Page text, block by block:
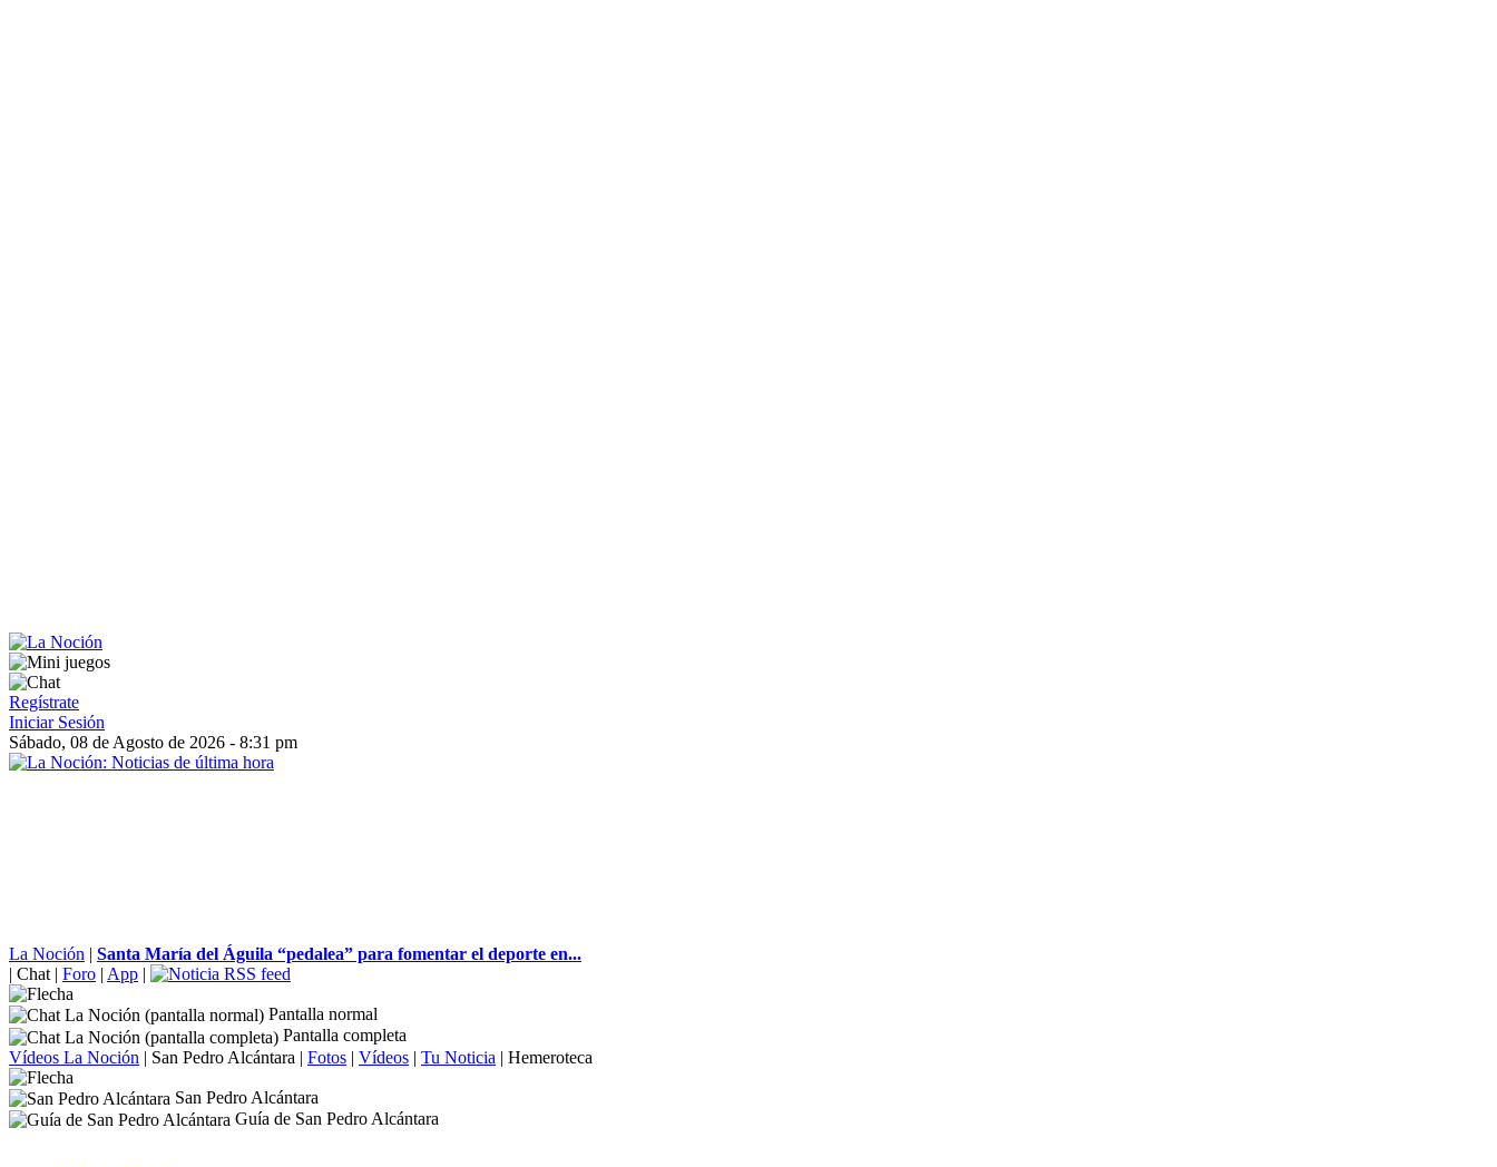
Regístrate
Iniciar Sesión
Sábado, 08 de Agosto de 2026 - 8:31 pm
La Noción | Santa María del Águila “pedalea” para fomentar el deporte en...
| Chat | Foro | App |
Pantalla normal
Pantalla completa
Vídeos La Noción | San Pedro Alcántara | Fotos | Vídeos | Tu Noticia | Hemeroteca
San Pedro Alcántara
Guía de San Pedro Alcántara